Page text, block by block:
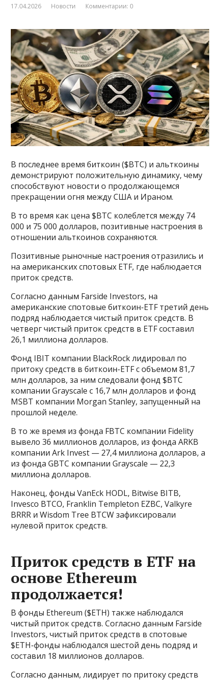
17.04.2026 Новости Комментарии: 0
В последнее время биткоин ($BTC) и альткоины
демонстрируют положительную динамику, чему
способствуют новости о продолжающемся
прекращении огня между США и Ираном.
В то время как цена $BTC колеблется между 74
000 и 75 000 долларов, позитивные настроения в
отношении альткоинов сохраняются.
Позитивные рыночные настроения отразились и
на американских спотовых ETF, где наблюдается
приток средств.
Согласно данным Farside Investors, на
американские спотовые биткоин-ETF третий день
подряд наблюдается чистый приток средств. В
четверг чистый приток средств в ETF составил
26,1 миллиона долларов.
Фонд IBIT компании BlackRock лидировал по
притоку средств в биткоин-ETF с объемом 81,7
млн долларов, за ним следовали фонд $BTC
компании Grayscale с 16,7 млн долларов и фонд
MSBT компании Morgan Stanley, запущенный на
прошлой неделе.
В то же время из фонда FBTC компании Fidelity
вывело 36 миллионов долларов, из фонда ARKB
компании Ark Invest — 27,4 миллиона долларов, а
из фонда GBTC компании Grayscale — 22,3
миллиона долларов.
Наконец, фонды VanEck HODL, Bitwise BITB,
Invesco BTCO, Franklin Templeton EZBC, Valkyre
BRRR и Wisdom Tree BTCW зафиксировали
нулевой приток средств.
Приток средств в ETF на
основе Ethereum
продолжается!
В фонды Ethereum ($ETH) также наблюдался
чистый приток средств. Согласно данным Farside
Investors, чистый приток средств в спотовые
$ETH-фонды наблюдался шестой день подряд и
составил 18 миллионов долларов.
Согласно данным, лидирует по притоку средств